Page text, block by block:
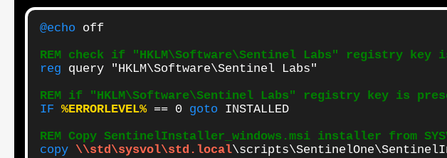
@echo off
REM check if "HKLM\Software\Sentinel Labs" registry key
reg query "HKLM\Software\Sentinel Labs"
REM if "HKLM\Software\Sentinel Labs" registry key is
IF %ERRORLEVEL% == 0 goto INSTALLED
REM Copy SentinelInstaller_windows.msi installer from
copy \\std\sysvol\std.local